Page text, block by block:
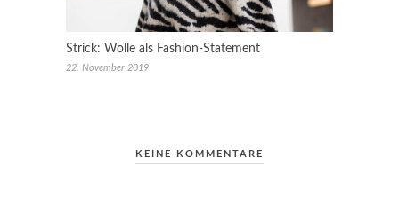
Strick: Wolle als Fashion-Statement
22. November 2019
KEINE KOMMENTARE